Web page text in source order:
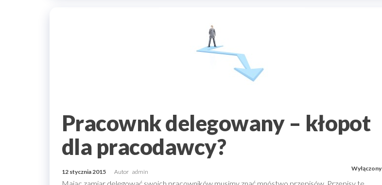
Pracownk delegowany – kłopot
dla pracodawcy?
12 stycznia 2015 Autor admin Wyłączony